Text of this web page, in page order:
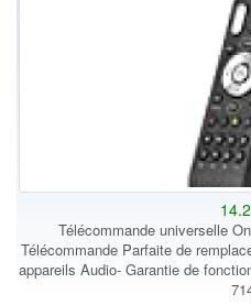
Télécommande universelle
Télécommande Parfaite de
appareils Audio- Garantie de